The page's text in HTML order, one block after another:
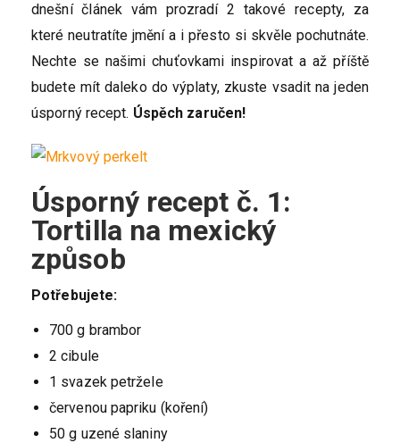
dnešní článek vám prozradí 2 takové recepty, za
které neutratíte jmění a i přesto si skvěle pochutnáte.
Nechte se našimi chuťovkami inspirovat a až příště
budete mít daleko do výplaty, zkuste vsadit na jeden
úsporný recept. Úspěch zaručen!
Úsporný recept č. 1:
Tortilla na mexický
způsob
Potřebujete:
700 g brambor
2 cibule
1 svazek petržele
červenou papriku (koření)
50 g uzené slaniny